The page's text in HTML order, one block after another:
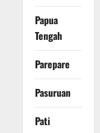
Papua
Tengah
Parepare
Pasuruan
Pati